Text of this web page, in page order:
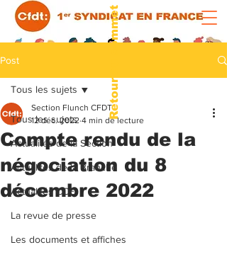
Retour au sommet
Post
Tous les sujets
Actualités de la Section
Actualités de la Branche
Actualités CCE
La revue de presse
Les documents et affiches
Tous les sujets
Compte rendu de la
négociation du 8
décembre 2022
Section Flunch CFDT
12 déc. 2022 4 min de lecture